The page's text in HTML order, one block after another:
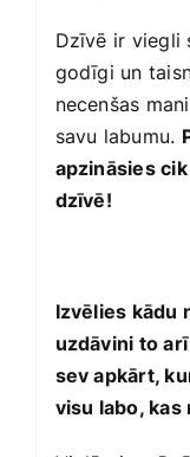
Dzīvē ir viegli
godīgi un
necenšas
savu labumu.
apzināsies
dzīvē!
Izvēlies kādu
uzdāvini to
sev apkārt,
visu labo, kas